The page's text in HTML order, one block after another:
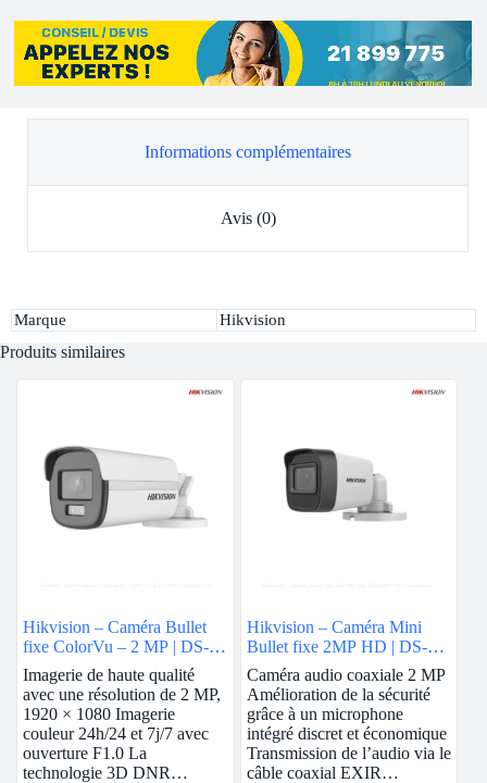
Informations complémentaires
Avis (0)
Marque Hikvision
Produits similaires
Hikvision – Caméra Bullet
fixe ColorVu – 2 MP | DS-
2CE12DF0T-F
Imagerie de haute qualité
avec une résolution de 2 MP,
1920 × 1080 Imagerie
couleur 24h/24 et 7j/7 avec
ouverture F1.0 La
technologie 3D DNR…
Hikvision – Caméra Mini
Bullet fixe 2MP HD | DS-
2CE16D0T-ITF
Caméra audio coaxiale 2 MP
Amélioration de la sécurité
grâce à un microphone
intégré discret et économique
Transmission de l’audio via le
câble coaxial EXIR…